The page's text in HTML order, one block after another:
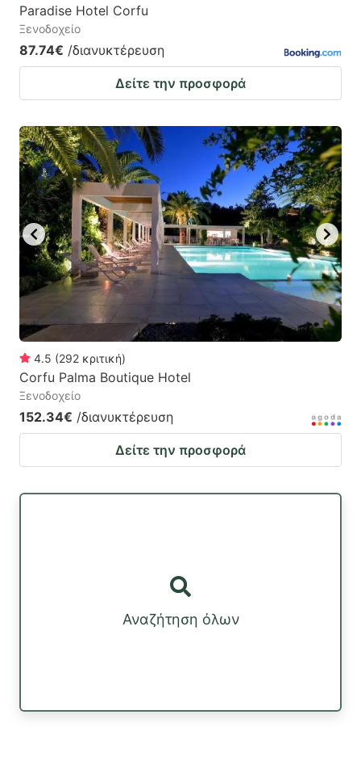
Paradise Hotel Corfu
Ξενοδοχείο
87.74€ /διανυκτέρευση
Δείτε την προσφορά
4.5 (292 κριτική)
Corfu Palma Boutique Hotel
Ξενοδοχείο
152.34€ /διανυκτέρευση
Δείτε την προσφορά
Αναζήτηση όλων